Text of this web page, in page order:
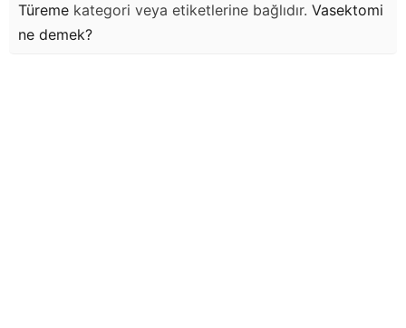
Türeme kategori veya etiketlerine bağlıdır. Vasektomi
ne demek?